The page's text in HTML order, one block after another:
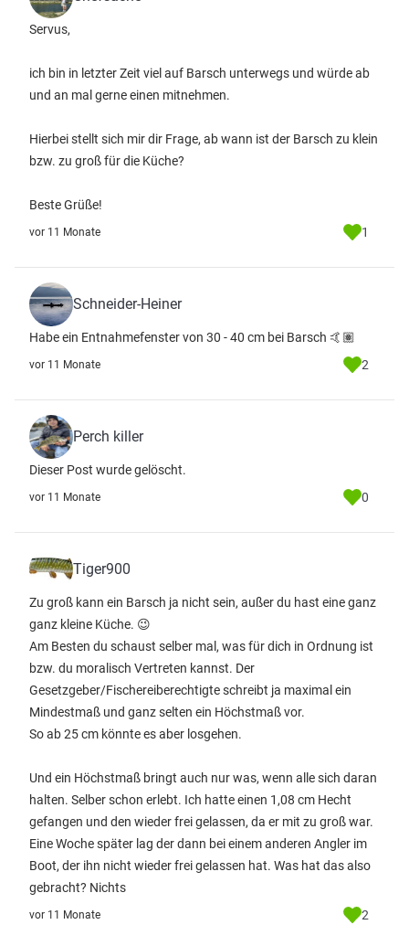
Servus,
ich bin in letzter Zeit viel auf Barsch unterwegs und würde ab
und an mal gerne einen mitnehmen.
Hierbei stellt sich mir dir Frage, ab wann ist der Barsch zu klein
bzw. zu groß für die Küche?
Beste Grüße!
vor 11 Monate 1
Schneider-Heiner
Habe ein Entnahmefenster von 30 - 40 cm bei Barsch 🤙🏽
vor 11 Monate 2
Perch killer
Dieser Post wurde gelöscht.
vor 11 Monate 0
Tiger900
Zu groß kann ein Barsch ja nicht sein, außer du hast eine ganz
ganz kleine Küche. 😉
Am Besten du schaust selber mal, was für dich in Ordnung ist
bzw. du moralisch Vertreten kannst. Der
Gesetzgeber/Fischereiberechtigte schreibt ja maximal ein
Mindestmaß und ganz selten ein Höchstmaß vor.
So ab 25 cm könnte es aber losgehen.
Und ein Höchstmaß bringt auch nur was, wenn alle sich daran
halten. Selber schon erlebt. Ich hatte einen 1,08 cm Hecht
gefangen und den wieder frei gelassen, da er mit zu groß war.
Eine Woche später lag der dann bei einem anderen Angler im
Boot, der ihn nicht wieder frei gelassen hat. Was hat das also
gebracht? Nichts
vor 11 Monate 2